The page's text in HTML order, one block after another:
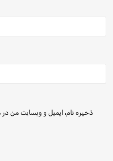
ذخیره نام، ایمیل و وبسایت من در